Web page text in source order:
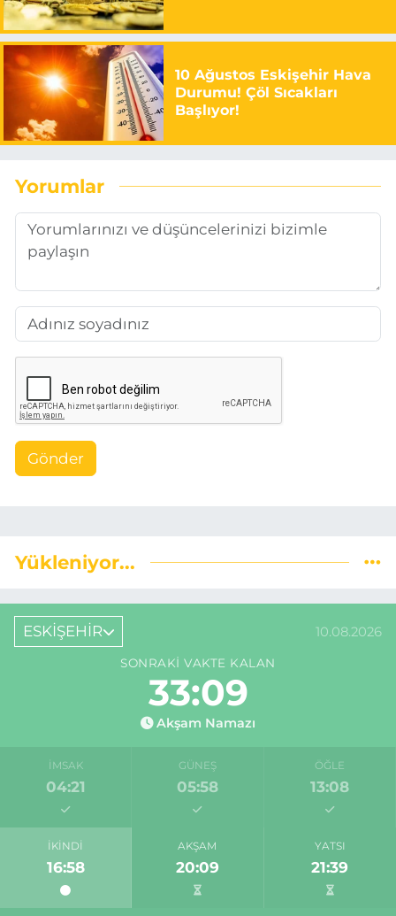
10 Ağustos Eskişehir Hava
Durumu! Çöl Sıcakları
Başlıyor!
Yorumlar
Gönder
Yükleniyor...
ESKİŞEHİR 10.08.2026
SONRAKI VAKTE KALAN
33:08
Akşam Namazı
İMSAK
04:21
GÜNEŞ
05:58
ÖĞLE
13:08
İKINDI
16:58
AKŞAM
20:09
YATSI
21:39